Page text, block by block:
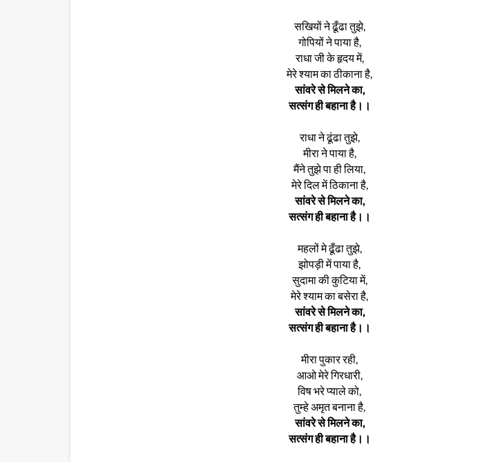
सखियों ने ढूँढा तुझे,
गोपियों ने पाया है,
राधा जी के हृदय में,
मेरे श्याम का ठीकाना है,
सांवरे से मिलने का,
सत्संग ही बहाना है।।
राधा ने ढूंढा तुझे,
मीरा ने पाया है,
मैंने तुझे पा ही लिया,
मेरे दिल में ठिकाना है,
सांवरे से मिलने का,
सत्संग ही बहाना है।।
महलों मे ढूँढा तुझे,
झोपड़ी में पाया है,
सुदामा की कुटिया में,
मेरे श्याम का बसेरा है,
सांवरे से मिलने का,
सत्संग ही बहाना है।।
मीरा पुकार रही,
आओ मेरे गिरधारी,
विष भरे प्याले को,
तुम्हे अमृत बनाना है,
सांवरे से मिलने का,
सत्संग ही बहाना है।।